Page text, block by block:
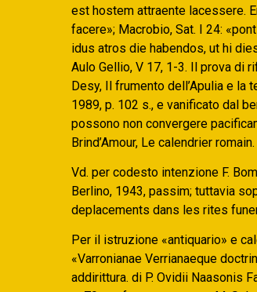
est hostem attraente lacessere.
facere»; Macrobio, Sat. I 24:
idus atros die habendos, ut hi
Aulo Gellio, V 17, 1-3. Il prova di
Desy, Il frumento dell’Apulia e la
1989, p. 102 s., e vanificato dal
possono non convergere
Brind’Amour, Le calendrier
Vd. per codesto intenzione F.
Berlino, 1943, passim; tuttavia
deplacements dans les rites
Per il istruzione «antiquario» e
«Varronianae Verrianaeque
addirittura. di P. Ovidii Naasonis